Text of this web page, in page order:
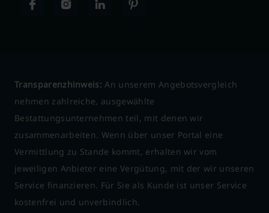
Transparenzhinweis: An unserem Angebotsvergleich
nehmen zahlreiche, ausgewählte
Bestattungsunternehmen teil, mit denen wir
zusammenarbeiten. Wenn über unser Portal eine
Vermittlung zu Stande kommt, erhalten wir vom
jeweiligen Anbieter eine Vergütung, mit der wir unseren
Service finanzieren. Für Sie als Kunde ist unser Service
kostenfrei und unverbindlich.